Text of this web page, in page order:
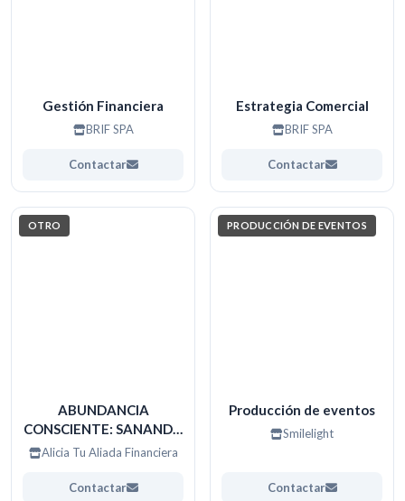
Gestión Financiera
BRIF SPA
Contactar
Estrategia Comercial
BRIF SPA
Contactar
OTRO
ABUNDANCIA
CONSCIENTE: SANANDO
Y ORGANIZANDO TU
Alicia Tu Aliada Financiera
Contactar
PRODUCCIÓN DE EVENTOS
Producción de eventos
Smilelight
Contactar